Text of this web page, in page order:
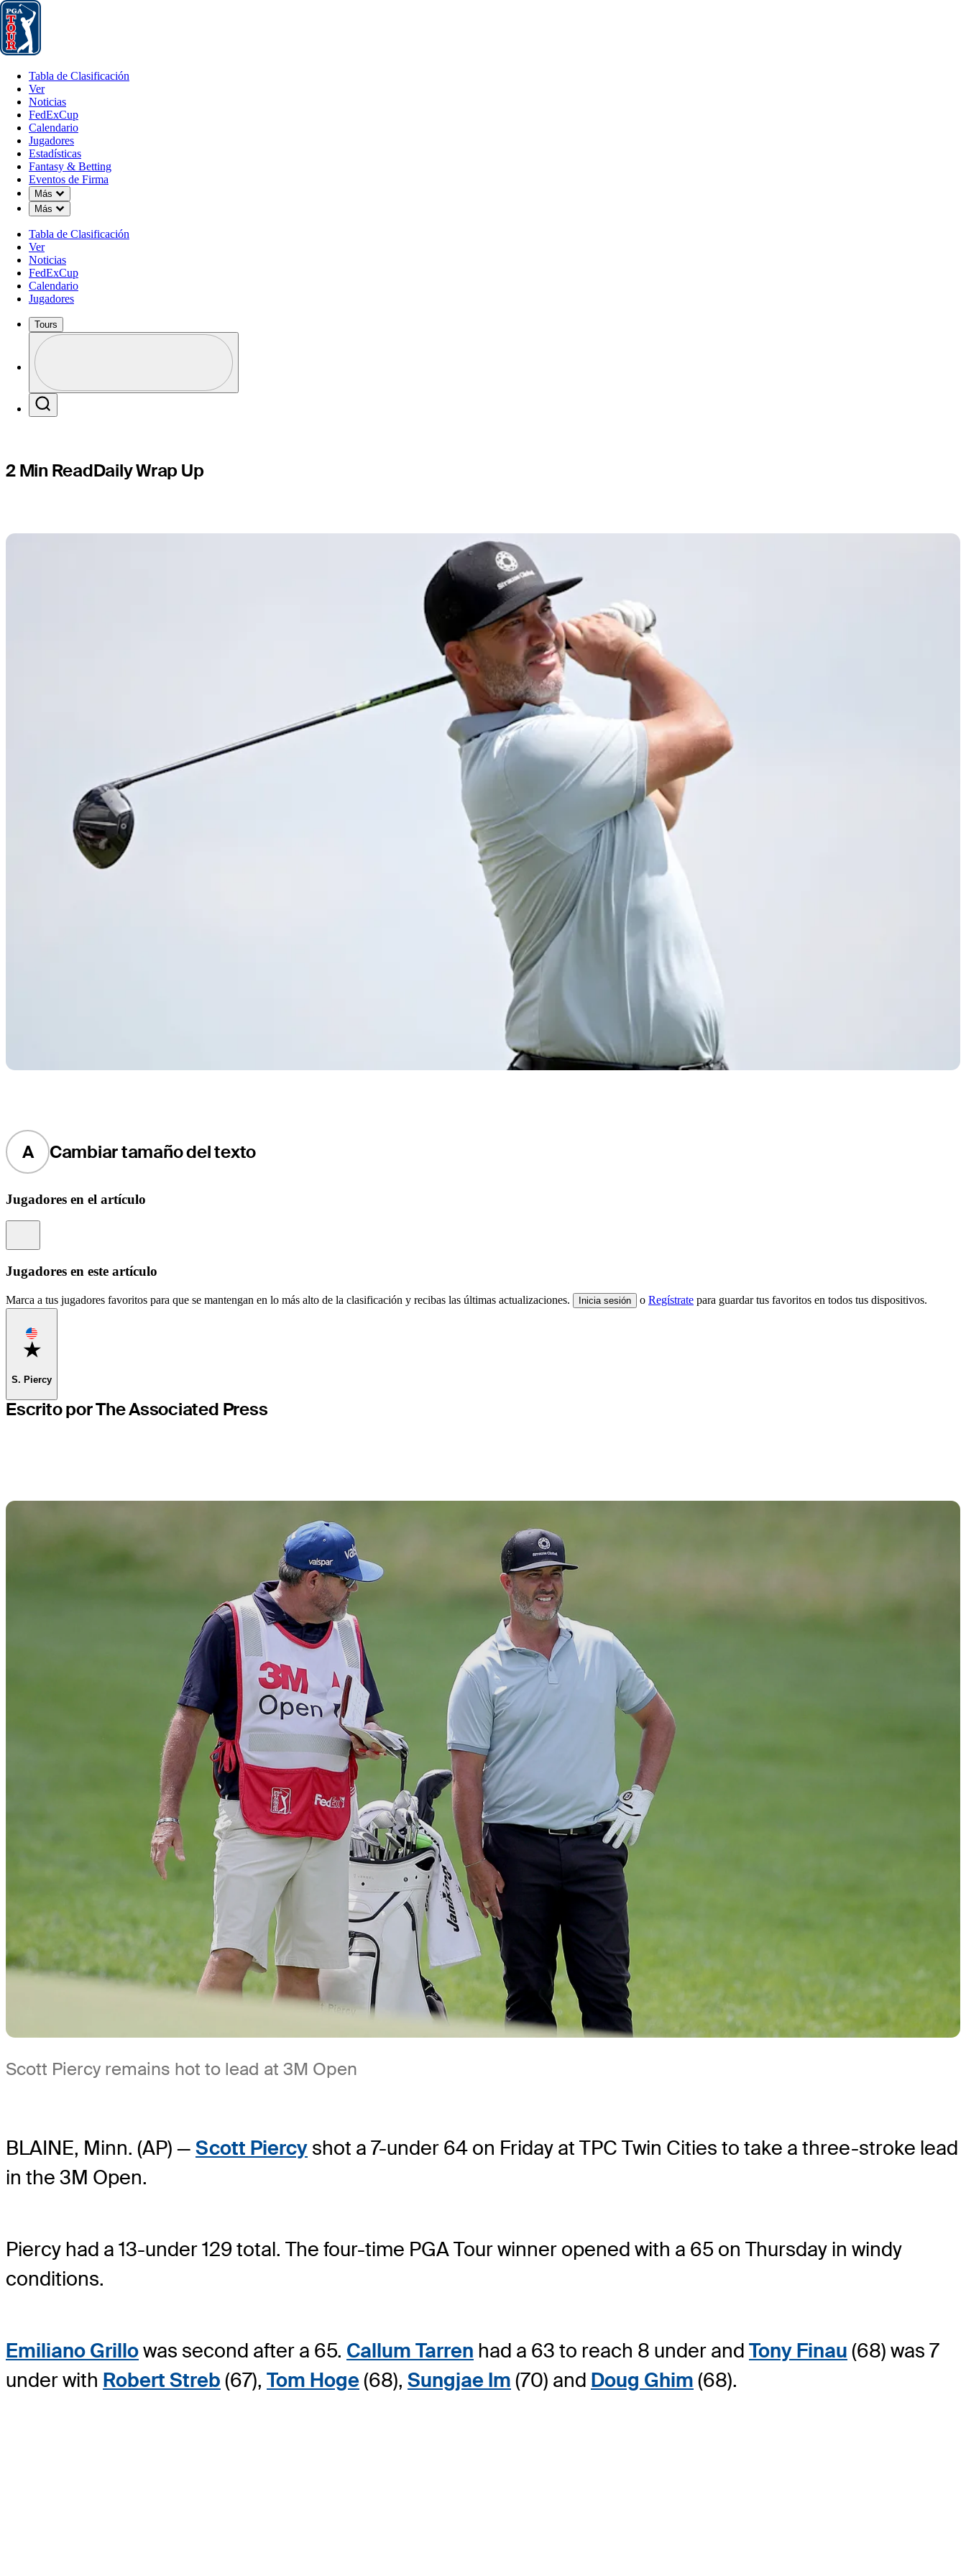
Tabla de Clasificación
Tabla de Clasificación
Ver
Noticias
FedExCup
Calendario
Jugadores
Estadísticas
Fantasy & Betting
Eventos de Firma
Más
Down Chevron
Más
Down Chevron
Tabla de Clasificación
Ver
Noticias
FedExCup
Calendario
Jugadores
Tours
Profile / PGA Tour Pass Logo
JUL 22, 2022
Scott Piercy holds three-shot
after 2nd round
2 Min ReadDaily Wrap Up
A Cambiar tamaño del texto
Jugadores en el artículo
Jugadores en este artículo
Marca a tus jugadores favoritos para que se mantengan en lo más alto de la clasificación y recibas las últimas actualizaciones. Inicia sesión o Regístrate para guardar tus favoritos en todos tus dispositivos.
Favorite
S. Piercy
Escrito por The Associated Press
Scott Piercy remains hot to lead at 3M Open
BLAINE, Minn. (AP) — Scott Piercy shot a 7-under 64 on Friday at TPC Twin Cities to take a three-stroke lead
in the 3M Open.
Piercy had a 13-under 129 total. The four-time PGA Tour winner opened with a 65 on Thursday in windy
conditions.
Emiliano Grillowas second after a 65. Callum Tarren had a 63 to reach 8 under and Tony Finau (68) was 7
under with Robert Streb (67), Tom Hoge(68), Sungjae Im (70) and Doug Ghim (68).